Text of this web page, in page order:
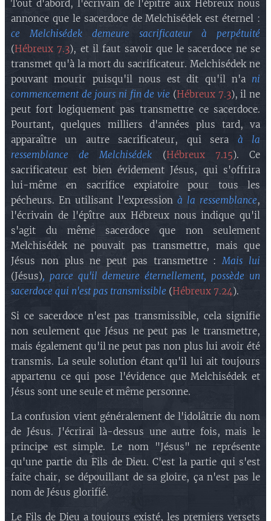
Tout d'abord, l'écrivain de l'épître aux Hébreux nous
annonce que le sacerdoce de Melchisédek est éternel :
ce Melchisédek demeure sacrificateur à perpétuité
(Hébreux 7.3), et il faut savoir que le sacerdoce ne se
transmet qu'à la mort du sacrificateur. Melchisédek ne
pouvant mourir puisqu'il nous est dit qu'il n'a ni
commencement de jours ni fin de vie (Hébreux 7.3), il ne
peut fort logiquement pas transmettre ce sacerdoce.
Pourtant, quelques milliers d'années plus tard, va
apparaître un autre sacrificateur, qui sera à la
ressemblance de Melchisédek (Hébreux 7.15). Ce
sacrificateur est bien évidement Jésus, qui s'offrira
lui-même en sacrifice expiatoire pour tous les
pécheurs. En utilisant l'expression à la ressemblance,
l'écrivain de l'épître aux Hébreux nous indique qu'il
s'agit du même sacerdoce que non seulement
Melchisédek ne pouvait pas transmettre, mais que
Jésus non plus ne peut pas transmettre :Mais lui
(Jésus), parce qu'il demeure éternellement, possède un
sacerdoce qui n'est pas transmissible (Hébreux 7.24).
Si ce sacerdoce n'est pas transmissible, cela signifie
non seulement que Jésus ne peut pas le transmettre,
mais également qu'il ne peut pas non plus lui avoir été
transmis. La seule solution étant qu'il lui ait toujours
appartenu ce qui pose l'évidence que Melchisédek et
Jésus sont une seule et même personne.
La confusion vient généralement de l'idolâtrie du nom
de Jésus. J'écrirai là-dessus une autre fois, mais le
principe est simple. Le nom "Jésus" ne représente
qu'une partie du Fils de Dieu. C'est la partie qui s'est
faite chair, se dépouillant de sa gloire, ça n'est pas le
nom de Jésus glorifié.
Le Fils de Dieu a toujours existé, les premiers versets